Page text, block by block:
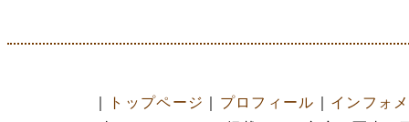
トップページ プロフィール
インフォ